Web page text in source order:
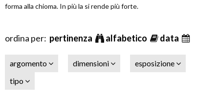
forma alla chioma. In più la si rende più forte.
ordina per: pertinenza alfabetico data
argomento dimensioni
esposizione
tipo